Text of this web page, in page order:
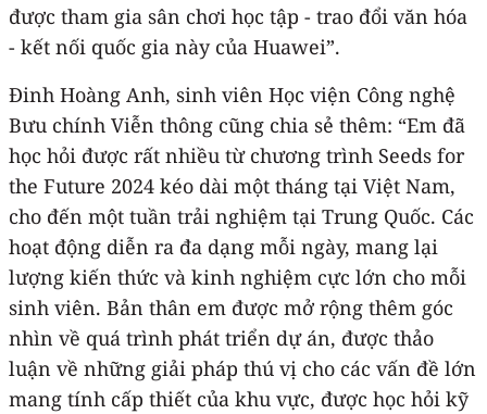
được tham gia sân chơi học tập - trao đổi văn hóa
- kết nối quốc gia này của Huawei”.
Đinh Hoàng Anh, sinh viên Học viện Công nghệ
Bưu chính Viễn thông cũng chia sẻ thêm: “Em đã
học hỏi được rất nhiều từ chương trình Seeds for
the Future 2024 kéo dài một tháng tại Việt Nam,
cho đến một tuần trải nghiệm tại Trung Quốc. Các
hoạt động diễn ra đa dạng mỗi ngày, mang lại
lượng kiến thức và kinh nghiệm cực lớn cho mỗi
sinh viên. Bản thân em được mở rộng thêm góc
nhìn về quá trình phát triển dự án, được thảo
luận về những giải pháp thú vị cho các vấn đề lớn
mang tính cấp thiết của khu vực, được học hỏi kỹ